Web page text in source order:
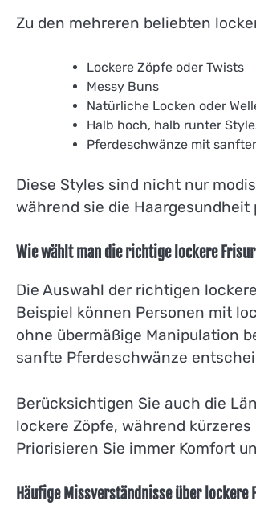
Zu den mehreren beliebten
Lockere Zöpfe oder Twists
Messy Buns
Natürliche Locken oder
Halb hoch, halb runter
Pferdeschwänze mit
Diese Styles sind nicht nur
während sie die Haargesundheit
Wie wählt man die richtige lockere
Die Auswahl der richtigen
Beispiel können Personen mit
ohne übermäßige Manipulation
sanfte Pferdeschwänze
Berücksichtigen Sie auch die
lockere Zöpfe, während
Priorisieren Sie immer Komfort
Häufige Missverständnisse über lockere